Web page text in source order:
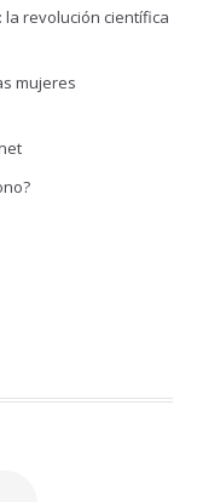
la revolución científica
mujeres